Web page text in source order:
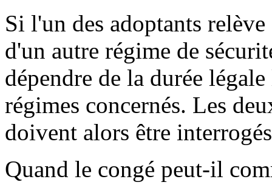
Si l'un des adoptants
d'un autre régime de
dépendre de la durée
régimes concernés. Les
doivent alors être
Quand le congé peut-il